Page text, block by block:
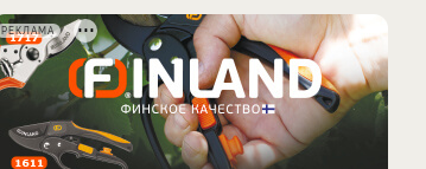
РЕКЛАМА